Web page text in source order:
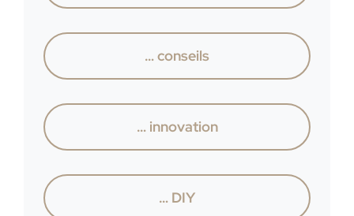
… conseils
… innovation
… DIY